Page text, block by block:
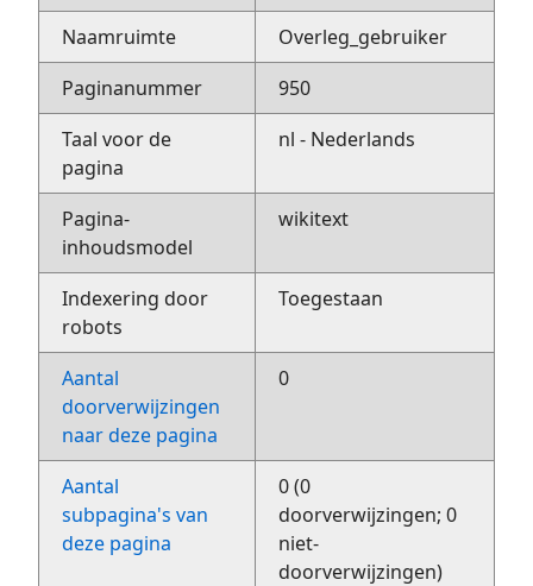
Naamruimte
Overleg_gebruiker
Paginanummer
950
Taal voor de
pagina
nl - Nederlands
Pagina-
inhoudsmodel
wikitext
Indexering door
robots
Toegestaan
Aantal
doorverwijzingen
naar deze pagina
0
Aantal
subpagina's van
deze pagina
0 (0
doorverwijzingen; 0
niet-
doorverwijzingen)